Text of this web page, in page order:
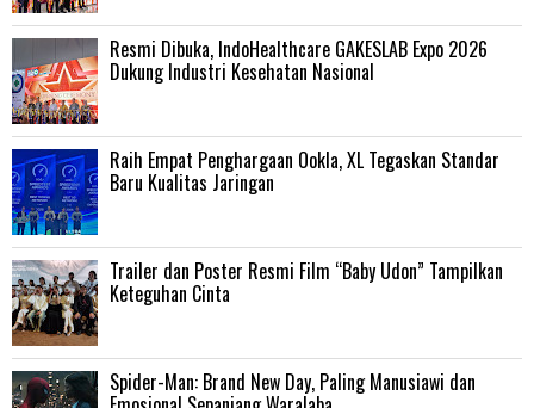
Resmi Dibuka, IndoHealthcare GAKESLAB Expo 2026
Dukung Industri Kesehatan Nasional
Raih Empat Penghargaan Ookla, XL Tegaskan Standar
Baru Kualitas Jaringan
Trailer dan Poster Resmi Film “Baby Udon” Tampilkan
Keteguhan Cinta
‎Spider-Man: Brand New Day, Paling Manusiawi dan